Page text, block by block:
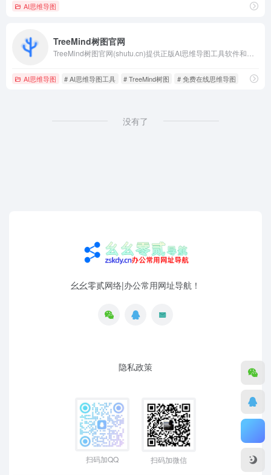
AI思维导图
TreeMind树图官网
AI思维导图 # AI思维导图工具 # TreeMind树图 # 免费在线思维导图
没有了
幺幺零贰网络|办公常用网址导航！
隐私政策
扫码加QQ 扫码加微信